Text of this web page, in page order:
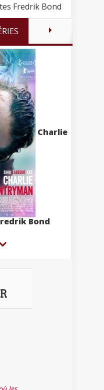
Fredrik Bond
Charlie
Bond